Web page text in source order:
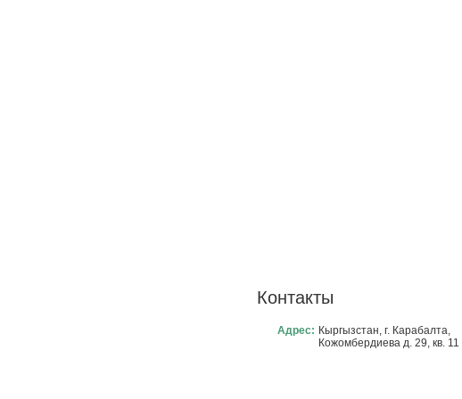
Контакты
Адрес: Кыргызстан, г. Карабалта,
Кожомбердиева д. 29, кв. 11